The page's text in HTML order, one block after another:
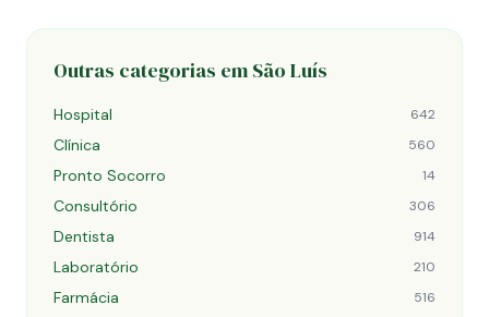
Outras categorias em São Luís
Hospital 642
Clínica 560
Pronto Socorro 14
Consultório 306
Dentista 914
Laboratório 210
Farmácia 516